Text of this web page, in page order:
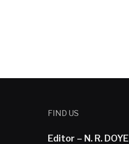
FIND US
Editor – N. R. DOYE